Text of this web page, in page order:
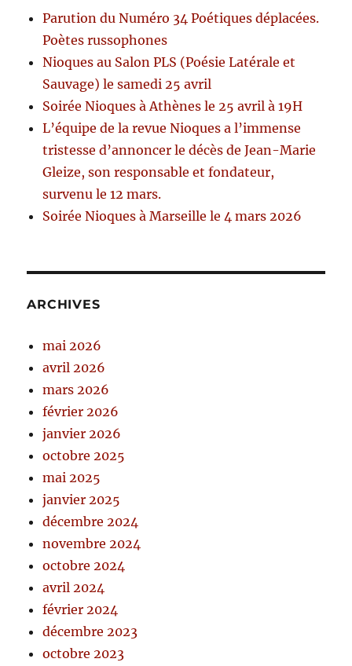
Parution du Numéro 34 Poétiques déplacées.
Poètes russophones
Nioques au Salon PLS (Poésie Latérale et
Sauvage) le samedi 25 avril
Soirée Nioques à Athènes le 25 avril à 19H
L’équipe de la revue Nioques a l’immense
tristesse d’annoncer le décès de Jean-Marie
Gleize, son responsable et fondateur,
survenu le 12 mars.
Soirée Nioques à Marseille le 4 mars 2026
ARCHIVES
mai 2026
avril 2026
mars 2026
février 2026
janvier 2026
octobre 2025
mai 2025
janvier 2025
décembre 2024
novembre 2024
octobre 2024
avril 2024
février 2024
décembre 2023
octobre 2023